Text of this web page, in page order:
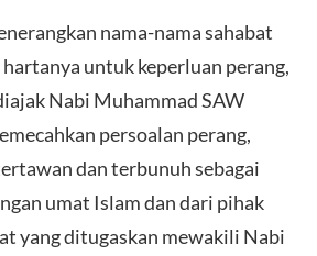
nama-nama sahabat
untuk keperluan perang,
Nabi Muhammad SAW
persoalan perang,
dan terbunuh sebagai
umat Islam dan dari pihak
yang ditugaskan mewakili Nabi